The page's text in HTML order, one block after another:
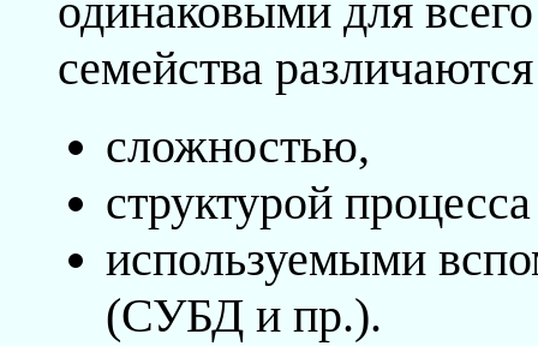
одинаковыми для
семейства
сложностью,
структурой
используемыми
(СУБД и пр.).